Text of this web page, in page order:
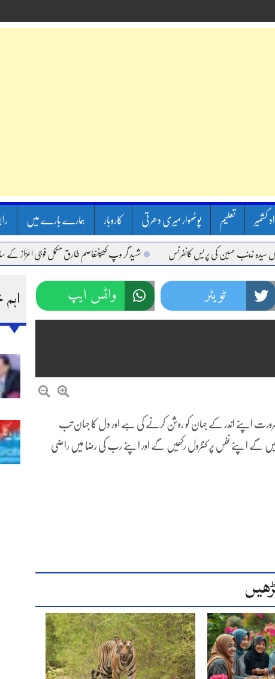
کشمیر تعلیم پوٹھوار میری دھرتی کاروبار ہمارے بارے میں
زینب حسین کی پریس کانفرنس شہید گر وپ کیپٹنعاصم طارق مکمل فوجی اعزاز کے ساتھ
ٹویٹر واٹس ایپ
اپنے اندر کے جہان کو روشن کرنے کی ہے اور دل کا جہان تب
گے اپنے نفس پر کنٹرول رکھیں گے اور اپنے رب کی رضا میں راضی